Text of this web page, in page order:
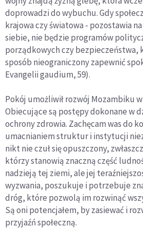
doprowadzi do wybuchu. Gdy
krajowa czy światowa - pozostawia
siebie, nie będzie programów
porządkowych czy bezpieczeństwa,
sposób nieograniczony zapewnić
Evangelii gaudium, 59).
Pokój umożliwił rozwój Mozambiku
Obiecujące są postępy dokonane w
ochrony zdrowia. Zachęcam was do
umacnianiem struktur i instytucji
nikt nie czuł się opuszczony,
którzy stanowią znaczną część
nadzieją tej ziemi, ale jej
wyzwania, poszukuje i potrzebuje
dróg, które pozwolą im rozwinąć
Są oni potencjałem, by zasiewać i
przyjaźń społeczną.